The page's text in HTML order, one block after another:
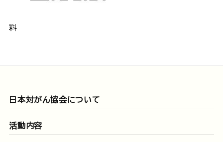
料
日本対がん協会について
活動内容